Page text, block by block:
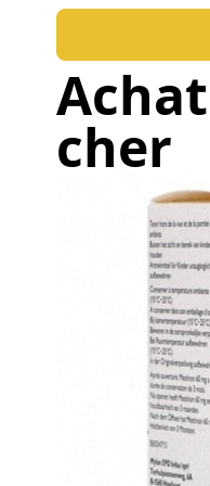
Achat
cher